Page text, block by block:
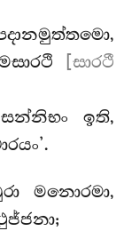
[සාරථී
ඉති,
මනොරමා,